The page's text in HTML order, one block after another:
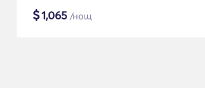
$1,065 /нощ